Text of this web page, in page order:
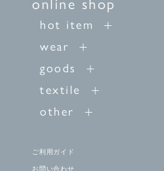
hot item
wear
goods
textile
other
ご利用ガイド
お問い合わせ